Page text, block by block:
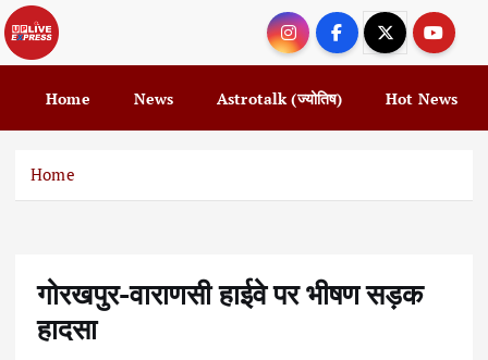
k
i
o
Home News Astrotalk (ज्योतिष) Hot News
Home
गोरखपुर-वाराणसी हाईवे पर भीषण सड़क
हादसा